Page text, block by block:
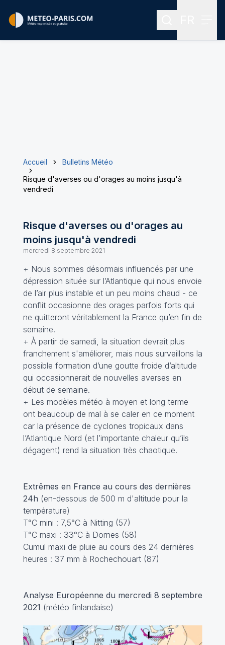
Rechercher
Accueil
Bulletins Météo
Risque d'averses ou d'orages au moins jusqu'à
vendredi
Risque d'averses ou d'orages au
moins jusqu'à vendredi
mercredi 8 septembre 2021
+ Nous sommes désormais influencés par une
dépression située sur l’Atlantique qui nous envoie
de l’air plus instable et un peu moins chaud - ce
conflit occasionne des orages parfois forts qui
ne quitteront véritablement la France qu’en fin de
semaine.
+ À partir de samedi, la situation devrait plus
franchement s'améliorer, mais nous surveillons la
possible formation d’une goutte froide d’altitude
qui occasionnerait de nouvelles averses en
début de semaine.
+ Les modèles météo à moyen et long terme
ont beaucoup de mal à se caler en ce moment
car la présence de cyclones tropicaux dans
l’Atlantique Nord (et l’importante chaleur qu’ils
dégagent) rend la situation très chaotique.
Extrêmes en France au cours des dernières
24h (en-dessous de 500 m d'altitude pour la
température)
T°C mini : 7,5°C à Nitting (57)
T°C maxi : 33°C à Dornes (58)
Cumul maxi de pluie au cours des 24 dernières
heures : 37 mm à Rochechouart (87)
Analyse Européenne du mercredi 8 septembre
2021 (météo finlandaise)